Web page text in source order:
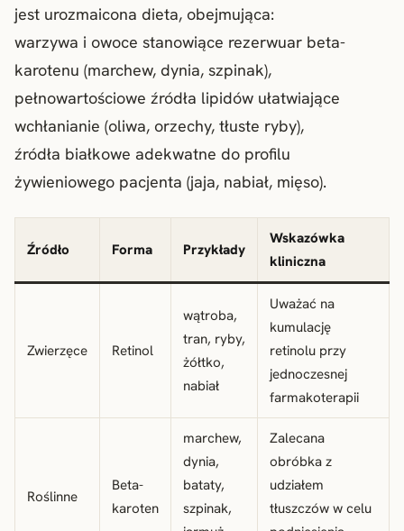
jest urozmaicona dieta, obejmująca:
warzywa i owoce stanowiące rezerwuar beta-
karotenu (marchew, dynia, szpinak),
pełnowartościowe źródła lipidów ułatwiające
wchłanianie (oliwa, orzechy, tłuste ryby),
źródła białkowe adekwatne do profilu
żywieniowego pacjenta (jaja, nabiał, mięso).
Źródło Forma Przykłady
Wskazówka
kliniczna
Zwierzęce Retinol
wątroba,
tran, ryby,
żółtko,
nabiał
Uważać na
kumulację
retinolu przy
jednoczesnej
farmakoterapii
Roślinne
Beta-
karoten
marchew,
dynia,
bataty,
szpinak,
Zalecana
obróbka z
udziałem
tłuszczów w celu